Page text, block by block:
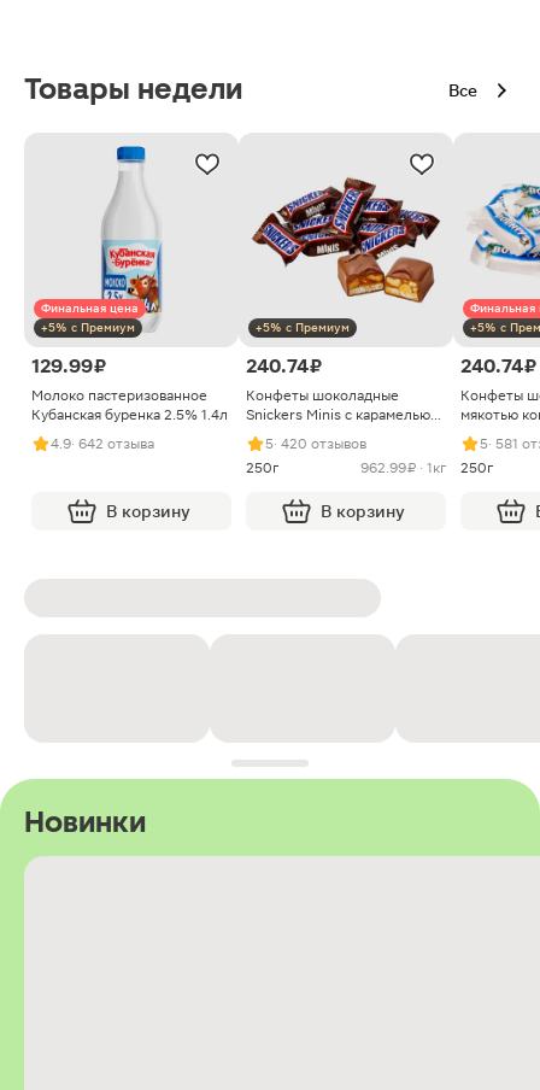
Товары недели Все
Финальная цена
+5% с Премиум
129.99 ₽
Молоко пастеризованное
Кубанская буренка 2.5% 1.4л
4.9· 642 отзыва
В корзину
+5% с Премиум
240.74 ₽
Конфеты шоколадные
Snickers Minis с карамелью
арахисом и нугой
5· 420 отзывов
250г
962.99 ₽ · 1кг
В корзину
Финальная
+5% с
240.74 ₽
Конфеты
мякотью
5· 581
250г
Новинки